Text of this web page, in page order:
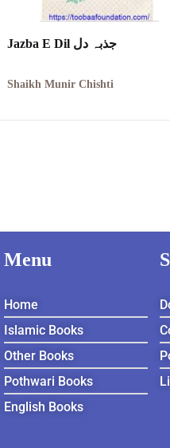
Jazba E Dil جذبہ دل
Shaikh Munir Chishti
Menu
Home
Islamic Books
Other Books
Pothwari Books
English Books